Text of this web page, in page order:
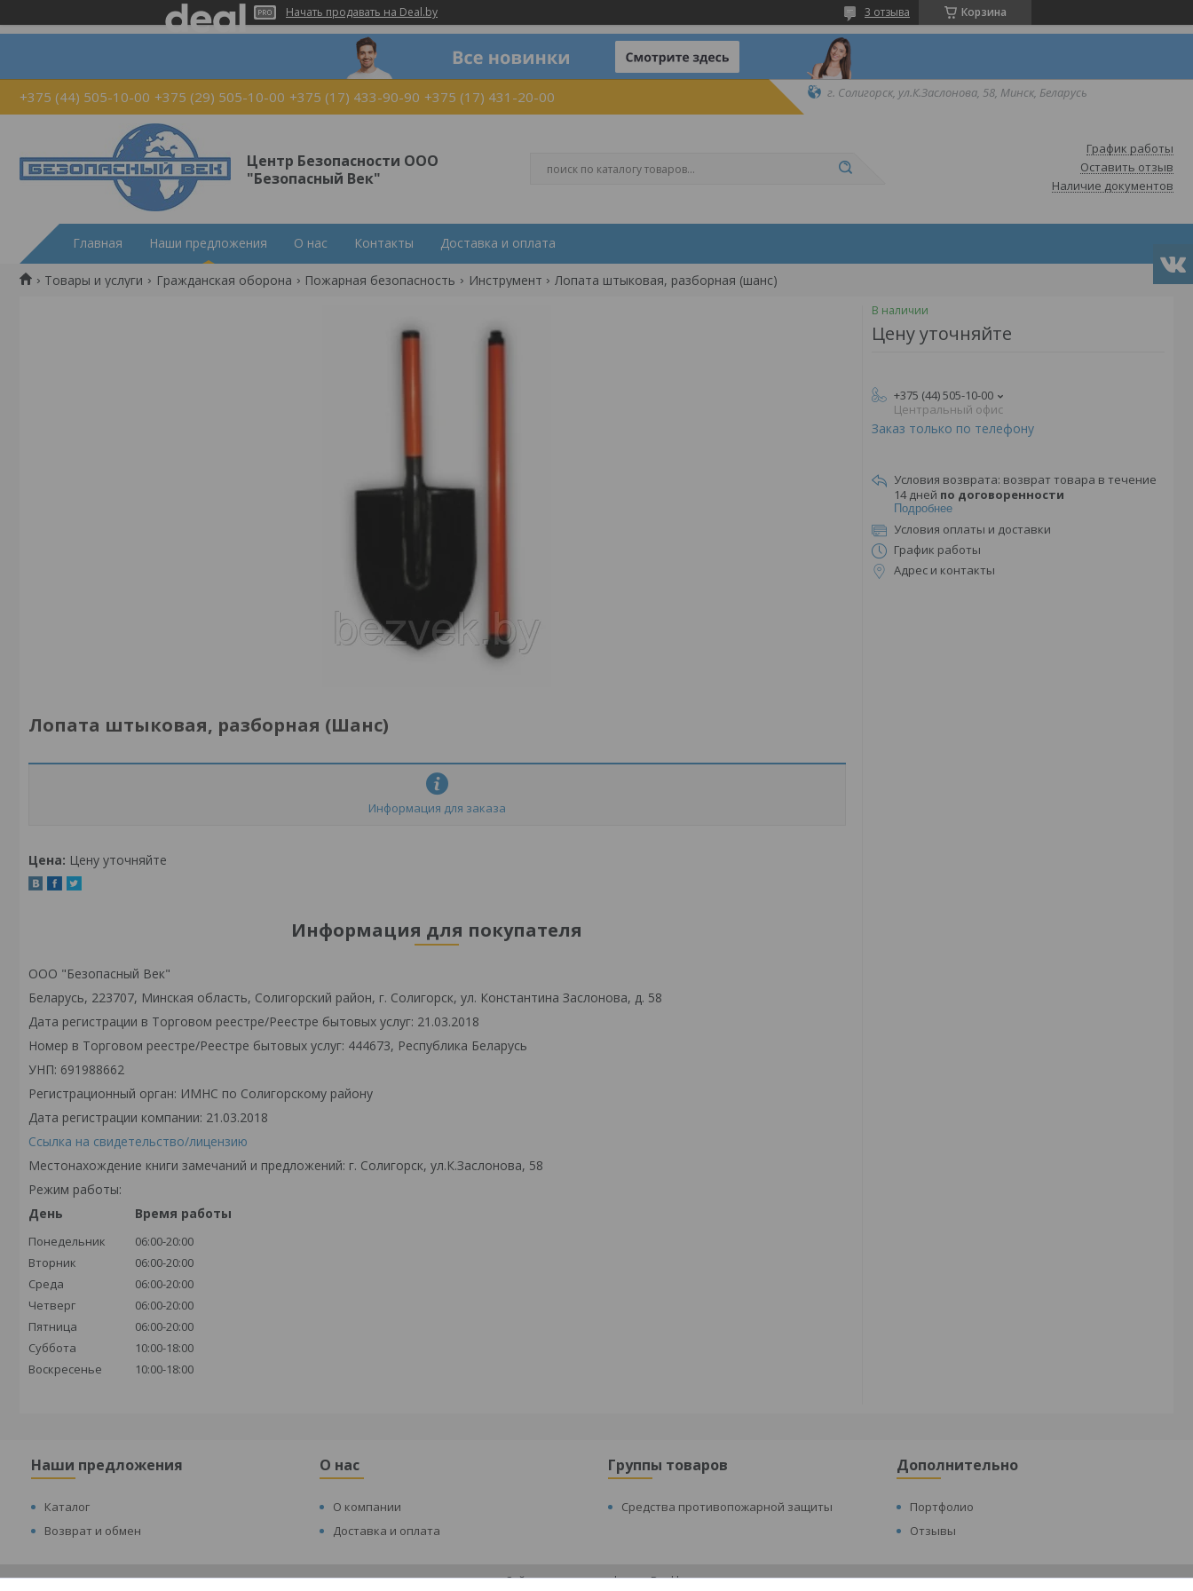
Начать продавать на Deal.by Корзина
3 отзыва
+375 (44) 505-10-00 +375 (29) 505-10-00 +375 (17) 433-90-90 +375 (17) 431-20-00 г. Солигорск, ул.К.Заслонова, 58, Минск, Беларусь
Центр Безопасности ООО
"Безопасный Век"
График работы
Оставить отзыв
Наличие документов
Главная Наши предложения О нас Контакты Доставка и оплата
Товары и услуги Гражданская оборона Пожарная безопасность Инструмент Лопата штыковая, разборная (шанс)
Лопата штыковая, разборная (Шанс)
Информация для заказа
Цена: Цену уточняйте
Информация для покупателя
ООО "Безопасный Век"
Беларусь, 223707, Минская область, Солигорский район, г. Солигорск, ул. Константина Заслонова, д. 58
Дата регистрации в Торговом реестре/Реестре бытовых услуг: 21.03.2018
Номер в Торговом реестре/Реестре бытовых услуг: 444673, Республика Беларусь
УНП: 691988662
Регистрационный орган: ИМНС по Солигорскому району
Дата регистрации компании: 21.03.2018
Ссылка на свидетельство/лицензию
Местонахождение книги замечаний и предложений: г. Солигорск, ул.К.Заслонова, 58
Режим работы:
День
Время работы
Понедельник
06:00-20:00
Вторник
06:00-20:00
Среда
06:00-20:00
Четверг
06:00-20:00
Пятница
06:00-20:00
Суббота
10:00-18:00
Воскресенье
10:00-18:00
В наличии
Цену уточняйте
+375 (44) 505-10-00
Центральный офис
Заказ только по телефону
возврат товара в течение
14 дней по договоренности
Подробнее
Условия оплаты и доставки
График работы
Адрес и контакты
Наши предложения
Каталог
Возврат и обмен
О нас
О компании
Доставка и оплата
Группы товаров
Средства противопожарной защиты
Дополнительно
Портфолио
Отзывы
Сайт создан на платформе Deal.by